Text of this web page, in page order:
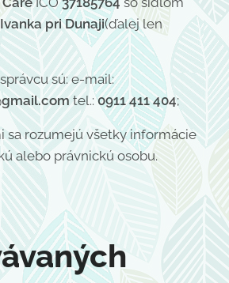
pri Dunaji(ďalej len
sú: e-mail:
tel.:0911 411 404;
sa rozumejú všetky informácie
alebo právnickú osobu.